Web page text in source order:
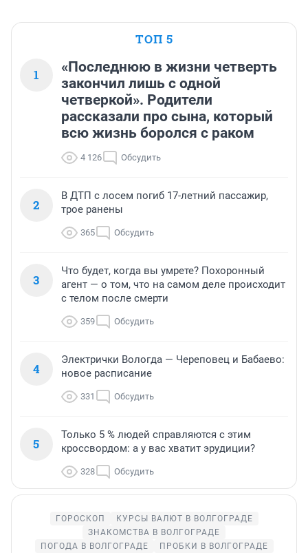
ТОП 5
1
«Последнюю в жизни четверть
закончил лишь с одной
четверкой». Родители
рассказали про сына, который
всю жизнь боролся с раком
4 126 Обсудить
2
В ДТП с лосем погиб 17-летний пассажир,
трое ранены
365 Обсудить
3
Что будет, когда вы умрете? Похоронный
агент — о том, что на самом деле происходит
с телом после смерти
359 Обсудить
4
Электрички Вологда — Череповец и Бабаево:
новое расписание
331 Обсудить
5
Только 5 % людей справляются с этим
кроссвордом: а у вас хватит эрудиции?
328 Обсудить
ГОРОСКОП
КУРСЫ ВАЛЮТ В ВОЛГОГРАДЕ
ЗНАКОМСТВА В ВОЛГОГРАДЕ
ПОГОДА В ВОЛГОГРАДЕ
ПРОБКИ В ВОЛГОГРАДЕ